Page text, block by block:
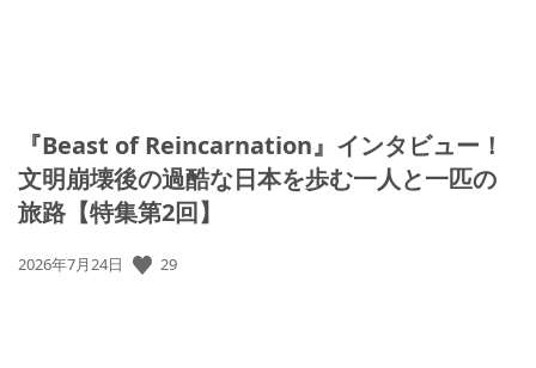
『Beast of Reincarnation』インタビュー！
文明崩壊後の過酷な日本を歩む一人と一匹の
旅路【特集第2回】
公
2026年7月24日 29